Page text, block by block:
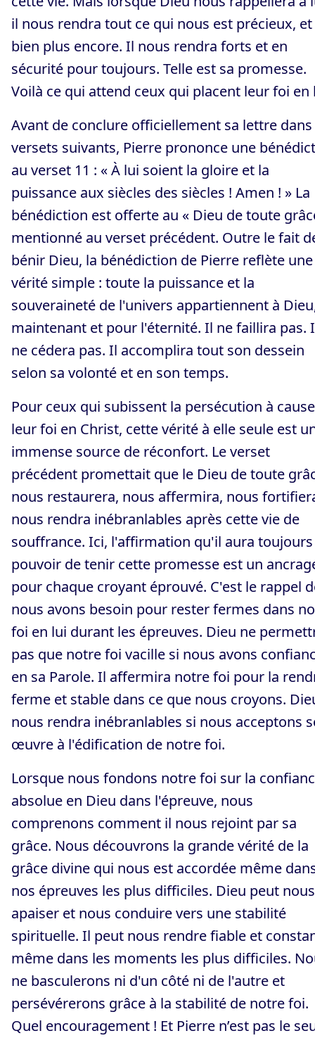
il nous rendra tout ce qui nous est précieux, et
bien plus encore. Il nous rendra forts et en
sécurité pour toujours. Telle est sa promesse.
Voilà ce qui attend ceux qui placent leur foi en
Avant de conclure officiellement sa lettre dans
versets suivants, Pierre prononce une
au verset 11 : « À lui soient la gloire et la
puissance aux siècles des siècles ! Amen ! » La
bénédiction est offerte au « Dieu de toute
mentionné au verset précédent. Outre le fait
bénir Dieu, la bénédiction de Pierre reflète une
vérité simple : toute la puissance et la
souveraineté de l'univers appartiennent à
maintenant et pour l'éternité. Il ne faillira pas.
ne cédera pas. Il accomplira tout son dessein
selon sa volonté et en son temps.
Pour ceux qui subissent la persécution à
leur foi en Christ, cette vérité à elle seule est
immense source de réconfort. Le verset
précédent promettait que le Dieu de toute
nous restaurera, nous affermira, nous
nous rendra inébranlables après cette vie de
souffrance. Ici, l'affirmation qu'il aura
pouvoir de tenir cette promesse est un
pour chaque croyant éprouvé. C'est le rappel
nous avons besoin pour rester fermes dans
foi en lui durant les épreuves. Dieu ne
pas que notre foi vacille si nous avons
en sa Parole. Il affermira notre foi pour la
ferme et stable dans ce que nous croyons.
nous rendra inébranlables si nous acceptons
œuvre à l'édification de notre foi.
Lorsque nous fondons notre foi sur la
absolue en Dieu dans l'épreuve, nous
comprenons comment il nous rejoint par sa
grâce. Nous découvrons la grande vérité de la
grâce divine qui nous est accordée même
nos épreuves les plus difficiles. Dieu peut nous
apaiser et nous conduire vers une stabilité
spirituelle. Il peut nous rendre fiable et
même dans les moments les plus difficiles.
ne basculerons ni d'un côté ni de l'autre et
persévérerons grâce à la stabilité de notre foi.
Quel encouragement ! Et Pierre n’est pas le